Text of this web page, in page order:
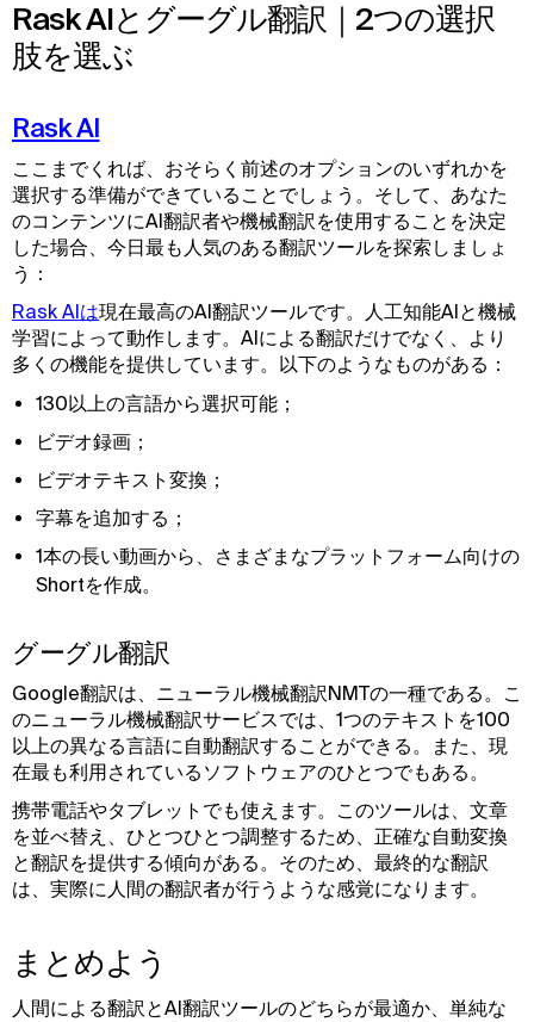
Rask AIとグーグル翻訳｜2つの選択
肢を選ぶ
Rask AI
ここまでくれば、おそらく前述のオプションのいずれかを
選択する準備ができていることでしょう。そして、あなた
のコンテンツにAI翻訳者や機械翻訳を使用することを決定
した場合、今日最も人気のある翻訳ツールを探索しましょ
う：
Rask AIは現在最高のAI翻訳ツールです。人工知能AIと機械
学習によって動作します。AIによる翻訳だけでなく、より
多くの機能を提供しています。以下のようなものがある：
130以上の言語から選択可能；
ビデオ録画；
ビデオテキスト変換；
字幕を追加する；
1本の長い動画から、さまざまなプラットフォーム向けの
Shortを作成。
グーグル翻訳
Google翻訳は、ニューラル機械翻訳NMTの一種である。こ
のニューラル機械翻訳サービスでは、1つのテキストを100
以上の異なる言語に自動翻訳することができる。また、現
在最も利用されているソフトウェアのひとつでもある。
携帯電話やタブレットでも使えます。このツールは、文章
を並べ替え、ひとつひとつ調整するため、正確な自動変換
と翻訳を提供する傾向がある。そのため、最終的な翻訳
は、実際に人間の翻訳者が行うような感覚になります。
まとめよう
人間による翻訳とAI翻訳ツールのどちらが最適か、単純な